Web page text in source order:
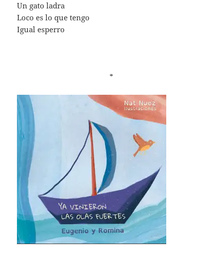
Un gato ladra
Loco es lo que tengo
Igual esperro
*